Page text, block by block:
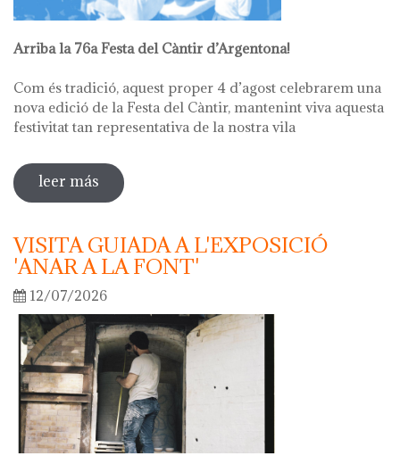
Arriba la 76a Festa del Càntir d’Argentona!
Com és tradició, aquest proper 4 d’agost celebrarem una
nova edició de la Festa del Càntir, mantenint viva aquesta
festivitat tan representativa de la nostra vila
leer más sobre 76ª festa del càntir
VISITA GUIADA A L'EXPOSICIÓ
'ANAR A LA FONT'
12/07/2026